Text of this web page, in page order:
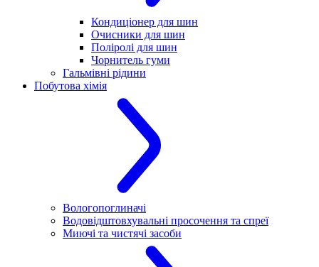
Кондиціонер для шин
Очисники для шин
Поліролі для шин
Чорнитель гуми
Гальмівні рідини
Побутова хімія
Вологопоглиначі
Водовідштовхувальні просочення та спреї
Миючі та чистячі засоби